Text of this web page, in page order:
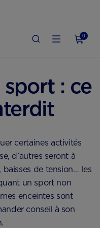
0
sport : ce
certaines activités
d’autres seront à
de tension… les
un sport non
enceintes sont
conseil à son